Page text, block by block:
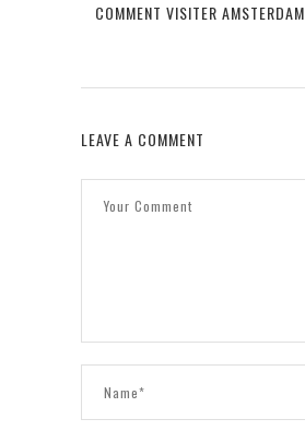
COMMENT VISITER
LEAVE A COMMENT